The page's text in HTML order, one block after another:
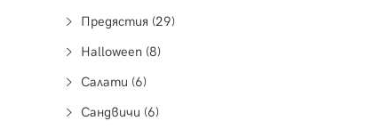
Предястия (29)
Halloween (8)
Салати (6)
Сандвичи (6)